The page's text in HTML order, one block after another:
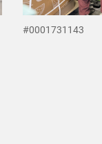
#0001731143